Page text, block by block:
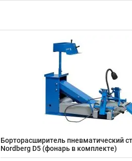
Борторасширитель пневматический
Nordberg D5 (фонарь в комплекте)